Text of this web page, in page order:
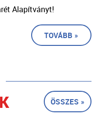
Alapítványt!
TOVÁBB »
ÖSSZES »